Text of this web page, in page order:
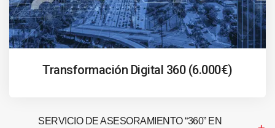
Transformación Digital 360 (6.000€)
SERVICIO DE ASESORAMIENTO “360” EN